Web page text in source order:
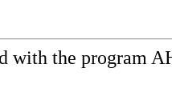
with the program